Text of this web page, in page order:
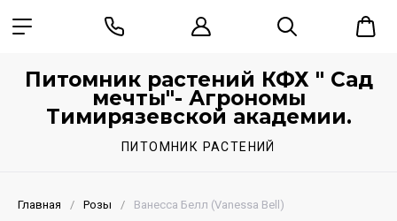
Питомник растений КФХ " Сад
мечты"- Агрономы
Тимирязевской академии.
ПИТОМНИК РАСТЕНИЙ
Главная / Розы / Ванесса Белл (Vanessa Bell)